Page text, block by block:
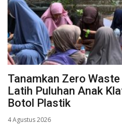
Tanamkan Zero
Latih Puluhan Anak
Botol Plastik
4 Agustus 2026